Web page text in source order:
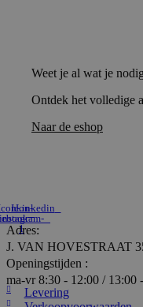
Weet je al wat je
Ontdek het volledige
Naar de eshop
Icon-
instagram-
1
Linkedin
Adres:
J. VAN HOVESTRAAT
Openingstijden :
ma-vr 8:30 - 12:00 / 13:00
Levering